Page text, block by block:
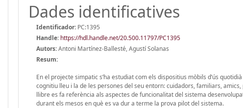
Dades identificatives
Identificador: PC:1395
Handle: https://hdl.handle.net/20.500.11797/PC1395
Autors:Antoni Martínez-Ballesté, Agustí Solanas
Resum:
En el projecte simpatic s’ha estudiat com els dispositius mòbils d’ús
cognitiu lleu i la de les persones del seu entorn: cuidadors, familiars,
llibre es fa referència als aspectes de funcionalitat del sistema
durant els mesos en què es va dur a terme la prova pilot del sistema.